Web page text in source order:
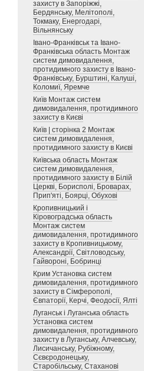
захисту в Запоріжжі,
Бердянську, Мелітополі,
Токмаку, Енергодарі,
Вільнянську
Івано-Франківськ та Івано-
Франківська область Монтаж
систем димовидалення,
протидимного захисту в Івано-
Франківську, Бурштині, Калуші,
Коломиї, Яремче
Київ Монтаж систем
димовидалення, протидимного
захисту в Києві
Київ | сторінка 2 Монтаж
систем димовидалення,
протидимного захисту в Києві
Київська область Монтаж
систем димовидалення,
протидимного захисту в Білій
Церкві, Борисполі, Броварах,
Прип'яті, Боярці, Обухові
Кропивницький і
Кіровоградська область
Монтаж систем
димовидалення, протидимного
захисту в Кропивницькому,
Александрії, Світловодську,
Гайвороні, Бобринці
Крим Установка систем
димовидалення, протидимного
захисту в Сімферополі,
Євпаторії, Керчі, Феодосії, Ялті
Луганськ і Луганська область
Установка систем
димовидалення, протидимного
захисту в Луганську, Алчевську,
Лисичанську, Рубіжному,
Сєвєродонецьку,
Старобільську, Стаханові